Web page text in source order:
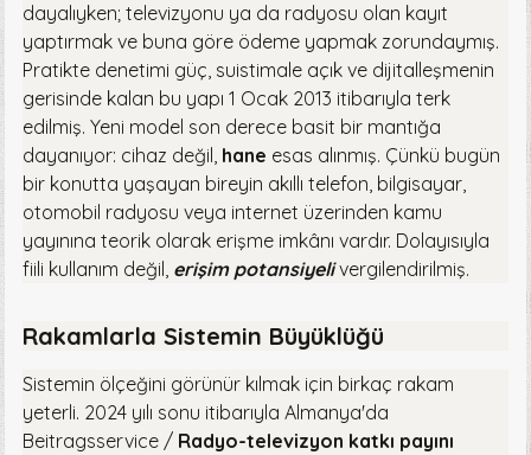
dayalıyken; televizyonu ya da radyosu olan kayıt
yaptırmak ve buna göre ödeme yapmak zorundaymış.
Pratikte denetimi güç, suistimale açık ve dijitalleşmenin
gerisinde kalan bu yapı 1 Ocak 2013 itibarıyla terk
edilmiş. Yeni model son derece basit bir mantığa
dayanıyor: cihaz değil, hane esas alınmış. Çünkü bugün
bir konutta yaşayan bireyin akıllı telefon, bilgisayar,
otomobil radyosu veya internet üzerinden kamu
yayınına teorik olarak erişme imkânı vardır. Dolayısıyla
fiili kullanım değil, erişim potansiyelivergilendirilmiş.
Rakamlarla Sistemin Büyüklüğü
Sistemin ölçeğini görünür kılmak için birkaç rakam
yeterli. 2024 yılı sonu itibarıyla Almanya'da
Beitragsservice / Radyo-televizyon katkı payını